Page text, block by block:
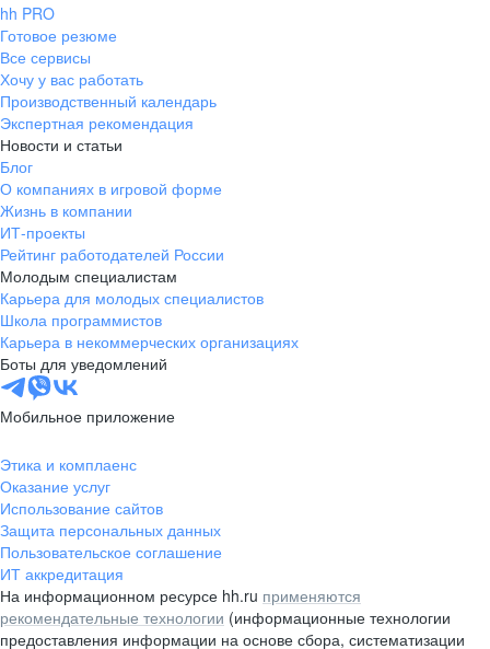
hh PRO
Готовое резюме
Все сервисы
Хочу у вас работать
Производственный календарь
Экспертная рекомендация
Новости и статьи
Блог
О компаниях в игровой форме
Жизнь в компании
ИТ-проекты
Рейтинг работодателей России
Молодым специалистам
Карьера для молодых специалистов
Школа программистов
Карьера в некоммерческих организациях
Боты для уведомлений
Мобильное приложение
Этика и комплаенс
Оказание услуг
Использование сайтов
Защита персональных данных
Пользовательское соглашение
ИТ аккредитация
На информационном ресурсе hh.ru применяются
рекомендательные технологии (информационные технологии
предоставления информации на основе сбора, систематизации